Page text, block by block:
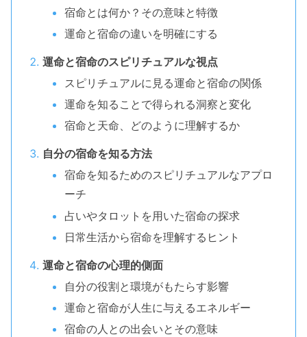
宿命とは何か？その意味と特徴
運命と宿命の違いを明確にする
運命と宿命のスピリチュアルな視点
スピリチュアルに見る運命と宿命の関係
運命を知ることで得られる洞察と変化
宿命と天命、どのように理解するか
自分の宿命を知る方法
宿命を知るためのスピリチュアルなアプロ
ーチ
占いやタロットを用いた宿命の探求
日常生活から宿命を理解するヒント
運命と宿命の心理的側面
自分の役割と環境がもたらす影響
運命と宿命が人生に与えるエネルギー
宿命の人との出会いとその意味